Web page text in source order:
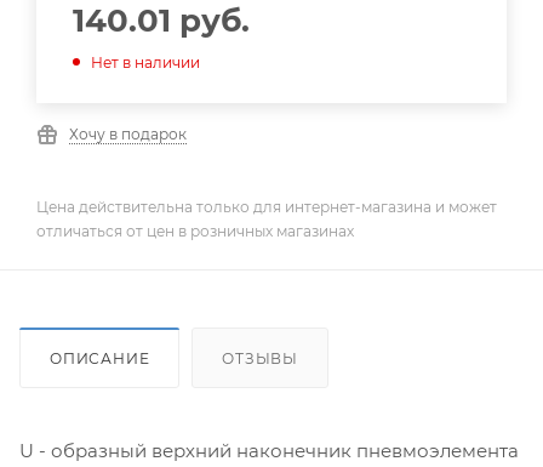
140.01 руб.
Нет в наличии
Хочу в подарок
Цена действительна только для интернет-магазина и может
отличаться от цен в розничных магазинах
ОПИСАНИЕ ОТЗЫВЫ
U - образный верхний наконечник пневмоэлемента